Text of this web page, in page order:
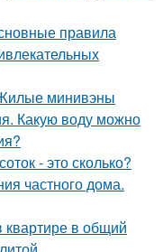
правила
минивэны
Какую воду можно
- это сколько?
частного дома.
квартире в общий